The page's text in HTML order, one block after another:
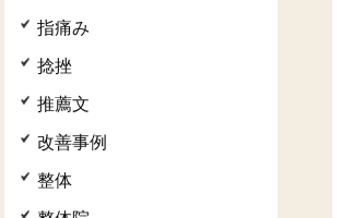
指痛み
捻挫
推薦文
改善事例
整体